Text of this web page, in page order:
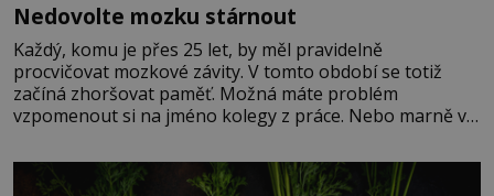
Nedovolte mozku stárnout
Každý, komu je přes 25 let, by měl pravidelně
procvičovat mozkové závity. V tomto období se totiž
začíná zhoršovat paměť. Možná máte problém
vzpomenout si na jméno kolegy z práce. Nebo marně v
Je to opravdu tak, s věkem jako kdyby se paměť
rozhodla stávkovat. Cvičte